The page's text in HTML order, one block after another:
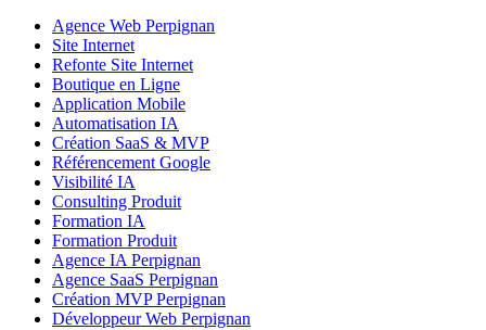
Agence Web Perpignan
Site Internet
Refonte Site Internet
Boutique en Ligne
Application Mobile
Automatisation IA
Création SaaS & MVP
Référencement Google
Visibilité IA
Consulting Produit
Formation IA
Formation Produit
Agence IA Perpignan
Agence SaaS Perpignan
Création MVP Perpignan
Développeur Web Perpignan